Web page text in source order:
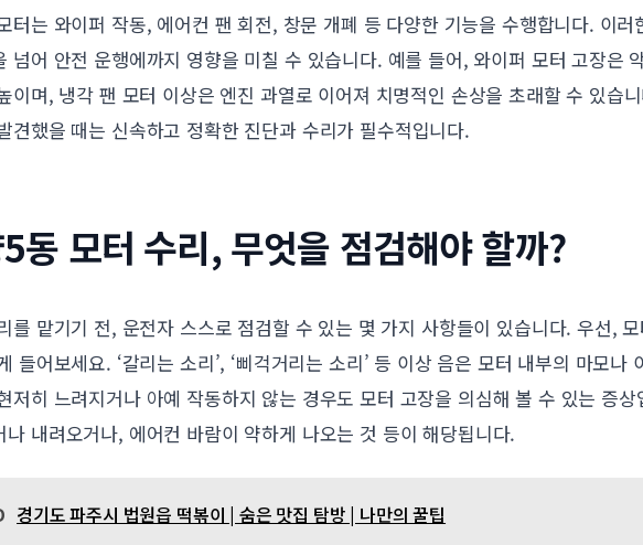
터는 와이퍼 작동, 에어컨 팬 회전, 창문 개폐 등 다양한 기능을 수행합니다. 이
넘어 안전 운행에까지 영향을 미칠 수 있습니다. 예를 들어, 와이퍼 모터 고장은
이며, 냉각 팬 모터 이상은 엔진 과열로 이어져 치명적인 손상을 초래할 수 있습
견했을 때는 신속하고 정확한 진단과 수리가 필수적입니다.
동 모터 수리, 무엇을 점검해야 할까?
를 맡기기 전, 운전자 스스로 점검할 수 있는 몇 가지 사항들이 있습니다. 우선,
들어보세요. ‘갈리는 소리’, ‘삐걱거리는 소리’ 등 이상 음은 모터 내부의 마모
저히 느려지거나 아예 작동하지 않는 경우도 모터 고장을 의심해 볼 수 있는 증
나 내려오거나, 에어컨 바람이 약하게 나오는 것 등이 해당됩니다.
경기도 파주시 법원읍 떡볶이 | 숨은 맛집 탐방 | 나만의 꿀팁